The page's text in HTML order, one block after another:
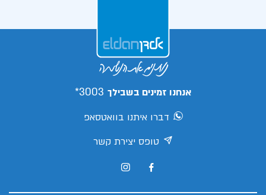
אנחנו זמינים בשבילך 3003*
דברו איתנו בוואטסאפ
טופס יצירת קשר